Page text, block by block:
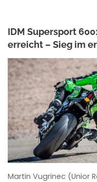
IDM Supersport
erreicht – Sieg im
ANKE WIECZOREK
Martin Vugrinec (Unior